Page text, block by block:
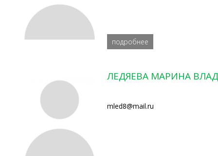
подробнее
ЛЕДЯЕВА МАРИНА
mled8@mail.ru